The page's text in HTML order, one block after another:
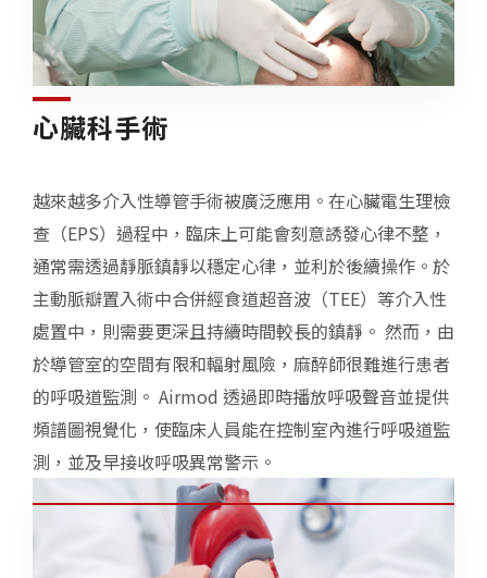
心臟科手術
越來越多介入性導管手術被廣泛應用。在心臟電生理檢
查（EPS）過程中，臨床上可能會刻意誘發心律不整，
通常需透過靜脈鎮靜以穩定心律，並利於後續操作。於
主動脈瓣置入術中合併經食道超音波（TEE）等介入性
處置中，則需要更深且持續時間較長的鎮靜。 然而，由
於導管室的空間有限和輻射風險，麻醉師很難進行患者
的呼吸道監測。 Airmod 透過即時播放呼吸聲音並提供
頻譜圖視覺化，使臨床人員能在控制室內進行呼吸道監
測，並及早接收呼吸異常警示。